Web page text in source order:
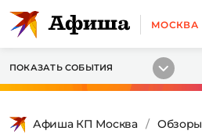
МОСКВА
ПОКАЗАТЬ СОБЫТИЯ
Афиша КП Москва Обзоры